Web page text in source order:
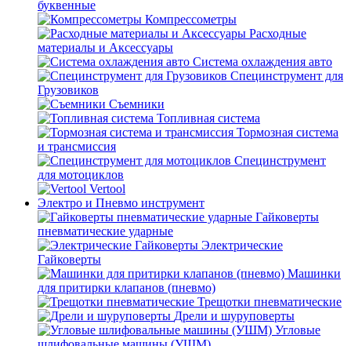
буквенные
Компрессометры
Расходные
материалы и Аксессуары
Система охлаждения авто
Специнструмент для
Грузовиков
Съемники
Топливная система
Тормозная система
и трансмиссия
Специнструмент
для мотоциклов
Vertool
Электро и Пневмо инструмент
Гайковерты
пневматические ударные
Электрические
Гайковерты
Машинки
для притирки клапанов (пневмо)
Трещотки пневматические
Дрели и шуруповерты
Угловые